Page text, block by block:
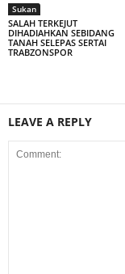
Sukan
SALAH TERKEJUT
DIHADIAHKAN SEBIDANG
TANAH SELEPAS SERTAI
TRABZONSPOR
LEAVE A REPLY